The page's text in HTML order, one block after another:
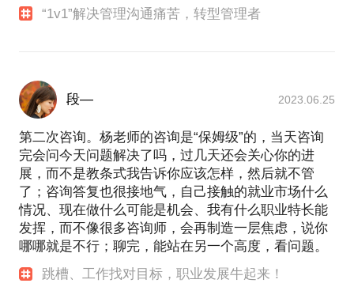
“1v1”解决管理沟通痛苦，转型管理者
段— 2023.06.25
第二次咨询。杨老师的咨询是“保姆级”的，当天咨询
完会问今天问题解决了吗，过几天还会关心你的进
展，而不是教条式我告诉你应该怎样，然后就不管
了；咨询答复也很接地气，自己接触的就业市场什么
情况、现在做什么可能是机会、我有什么职业特长能
发挥，而不像很多咨询师，会再制造一层焦虑，说你
哪哪就是不行；聊完，能站在另一个高度，看问题。
跳槽、工作找对目标，职业发展牛起来！